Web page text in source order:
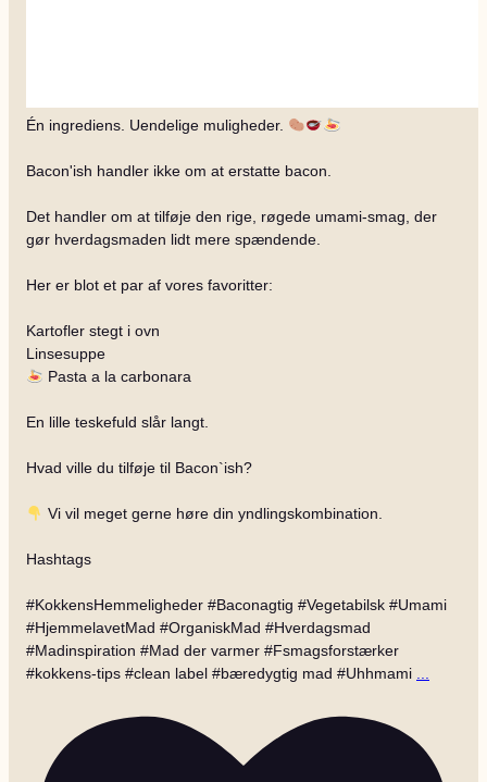
Én ingrediens. Uendelige muligheder.
Bacon'ish handler ikke om at erstatte bacon.
Det handler om at tilføje den rige, røgede umami-smag, der
gør hverdagsmaden lidt mere spændende.
Her er blot et par af vores favoritter:
Kartofler stegt i ovn
Linsesuppe
Pasta a la carbonara
En lille teskefuld slår langt.
Hvad ville du tilføje til Bacon`ish?
Vi vil meget gerne høre din yndlingskombination.
Hashtags
#KokkensHemmeligheder #Baconagtig #Vegetabilsk #Umami
#HjemmelavetMad #OrganiskMad #Hverdagsmad
#Madinspiration #Mad der varmer #Fsmagsforstærker
#kokkens-tips #clean label #bæredygtig mad #Uhhmami ...